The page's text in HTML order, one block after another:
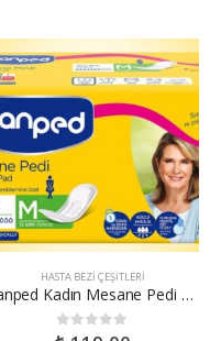
HASTA BEZI ÇEŞITLERI
Canped Kadın Mesane Pedi Medium 10’lu
0 out of 5